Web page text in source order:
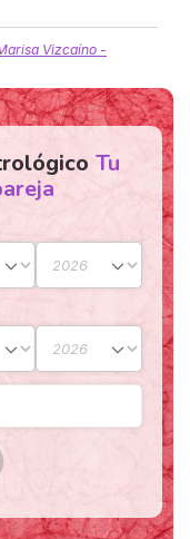
Vizcaíno -
Tu